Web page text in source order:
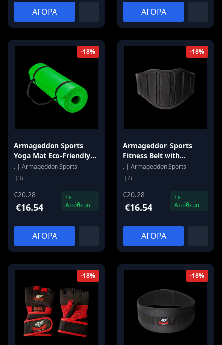
ΑΓΟΡΑ ΑΓΟΡΑ
-18%
Armageddon Sports
Yoga Mat Eco-Friendly
183 x 61 x 1 cm GREEN
. | Armageddon Sports
(3)
€20.28
€16.54
Σε
Απόθεμα
ΑΓΟΡΑ
-18%
Armageddon Sports
Fitness Belt with
Contours - 20 cm Width
. | Armageddon Sports
(7)
€20.28
€16.54
Σε
Απόθεμα
ΑΓΟΡΑ
-18% -18%